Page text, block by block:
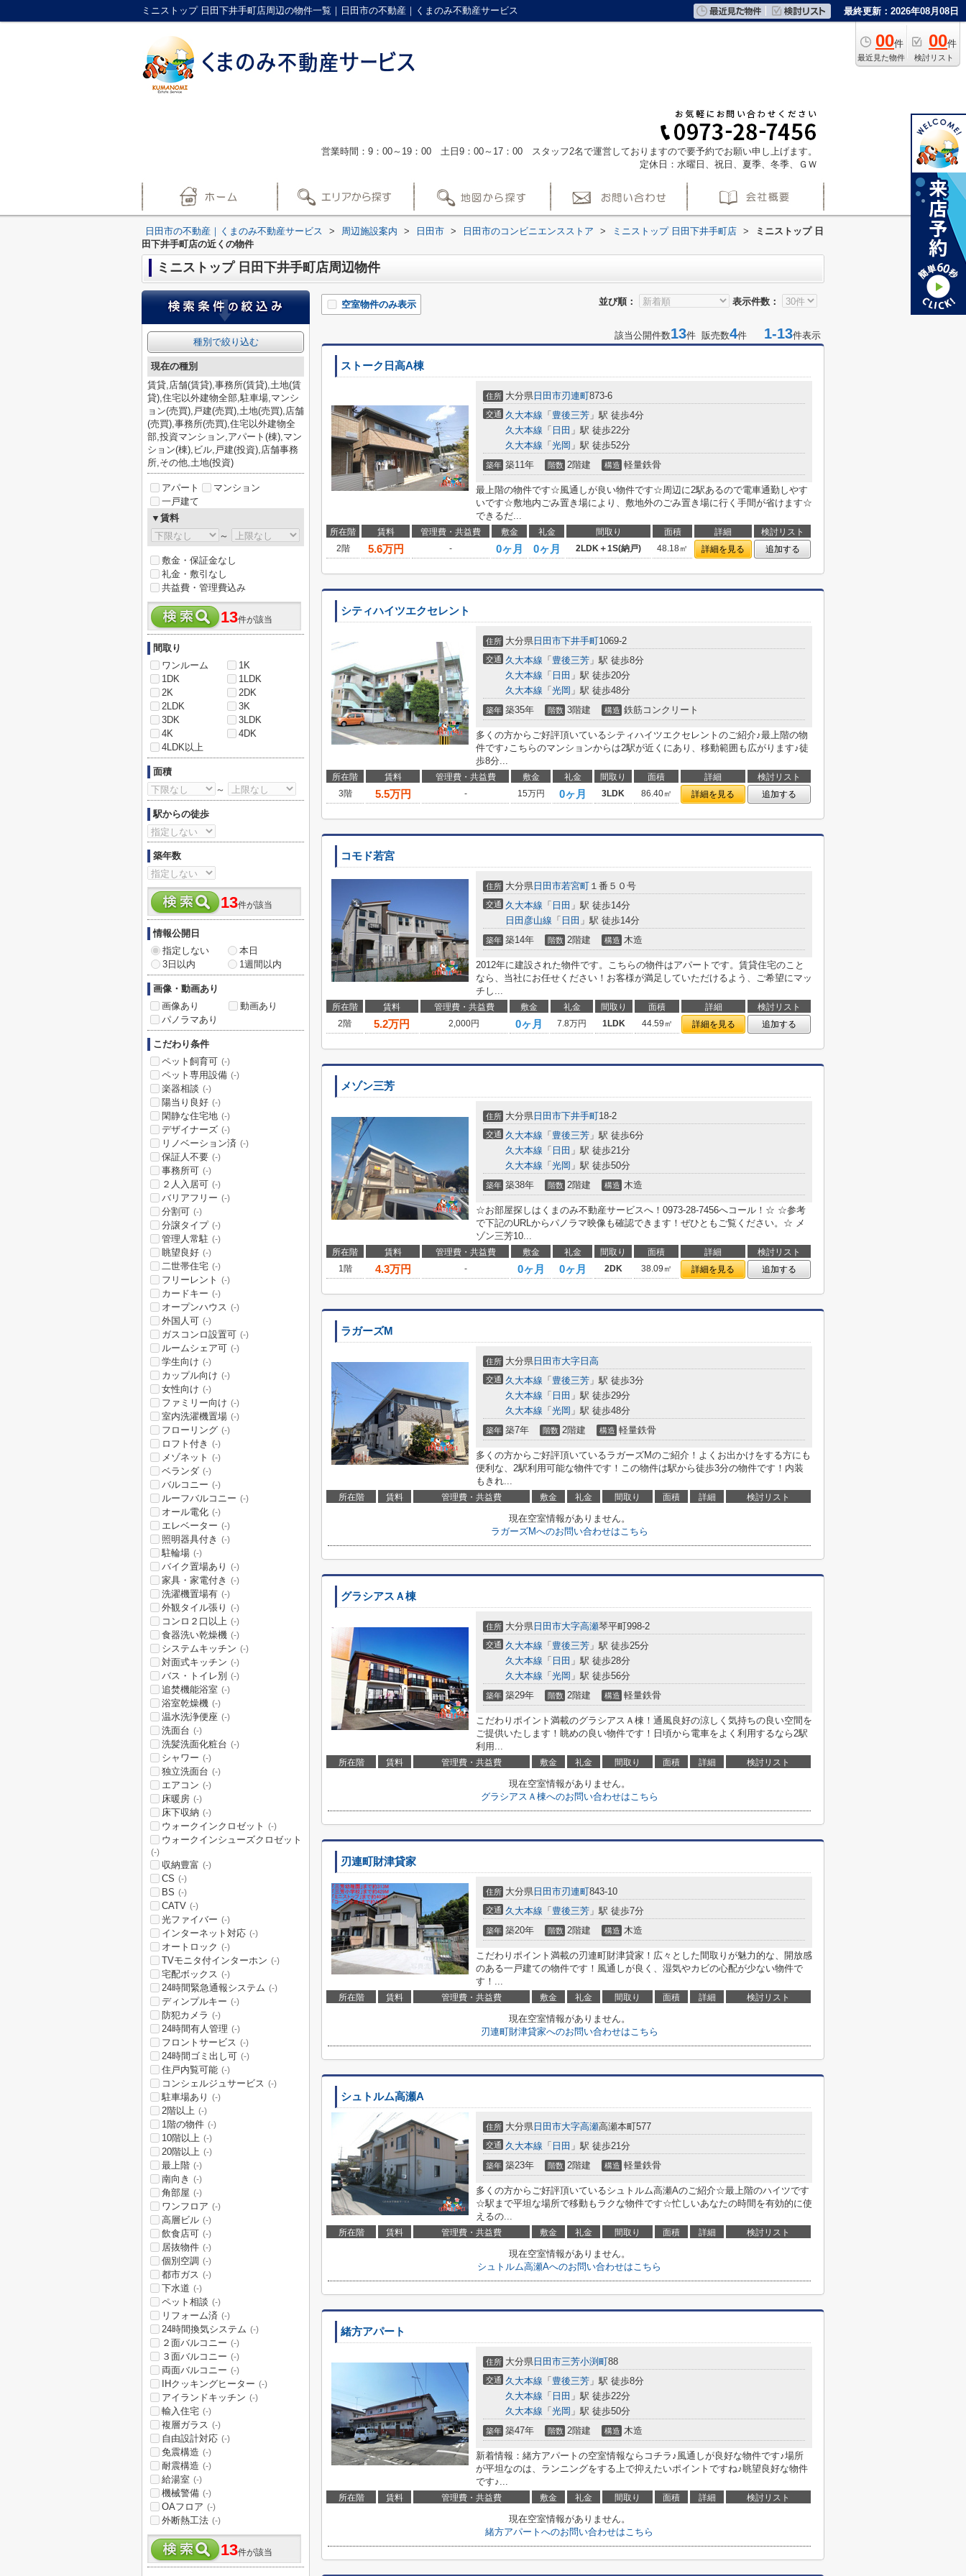
ミニストップ 日田下井手町店周辺の物件一覧｜日田市の不動産｜くまのみ不動産サービス 最終更新：2026年08月08日
00件
最近見た物件
00件
検討リスト
営業時間：9：00～19：00 土日9：00～17：00 スタッフ2名で運営しておりますので要予約でお願い申し上げます。
定休日：水曜日、祝日、夏季、冬季、ＧＷ
日田市の不動産｜くまのみ不動産サービス > 周辺施設案内 > 日田市 > 日田市のコンビニエンスストア > ミニストップ 日田下井手町店 >
ミニストップ 日
田下井手町店の近くの物件
ミニストップ 日田下井手町店周辺物件
並び順： 表示件数：
空室物件のみ表示
該当公開件数13件 販売数4件 1-13件表示
ストーク日高A棟
住所 大分県 日田市刃連町873-6
交通 久大本線 「 豊後三芳 」駅 徒歩4分
久大本線 「 日田 」駅 徒歩22分
久大本線 「 光岡 」駅 徒歩52分
築年 築11年 階数 2階建 構造 軽量鉄骨
最上階の物件です☆風通しが良い物件です☆周辺に2駅あるので電車通勤しやす
いです☆敷地内ごみ置き場により、敷地外のごみ置き場に行く手間が省けます☆
できるだ...
所在階 賃料 管理費・共益費 敷金 礼金 間取り 面積 詳細
検討リスト
2階
5.6万円 - 0ヶ月 0ヶ月 2LDK＋1S(納戸) 48.18㎡ 詳細を見る 追加する
シティハイツエクセレント
住所 大分県 日田市下井手町1069-2
交通 久大本線 「 豊後三芳 」駅 徒歩8分
久大本線 「 日田 」駅 徒歩20分
久大本線 「 光岡 」駅 徒歩48分
築年 築35年 階数 3階建 構造 鉄筋コンクリート
多くの方からご好評頂いているシティハイツエクセレントのご紹介♪最上階の物
件です♪こちらのマンションからは2駅が近くにあり、移動範囲も広がります♪徒
歩8分...
所在階 賃料 管理費・共益費 敷金 礼金 間取り 面積 詳細
検討リスト
3階
5.5万円 - 15万円 0ヶ月 3LDK 86.40㎡ 詳細を見る 追加する
コモド若宮
住所 大分県 日田市若宮町 １番５０号
交通 久大本線 「 日田 」駅 徒歩14分
日田彦山線 「 日田 」駅 徒歩14分
築年 築14年 階数 2階建 構造 木造
2012年に建設された物件です。こちらの物件はアパートです。賃貸住宅のこと
なら、当社にお任せください！お客様が満足していただけるよう、ご希望にマッ
チし...
所在階 賃料 管理費・共益費 敷金 礼金 間取り 面積 詳細
検討リスト
2階
5.2万円 2,000円 0ヶ月 7.8万円 1LDK 44.59㎡ 詳細を見る 追加する
メゾン三芳
住所 大分県 日田市下井手町18-2
交通 久大本線 「 豊後三芳 」駅 徒歩6分
久大本線 「 日田 」駅 徒歩21分
久大本線 「 光岡 」駅 徒歩50分
築年 築38年 階数 2階建 構造 木造
☆お部屋探しはくまのみ不動産サービスへ！0973-28-7456へコール！☆ ☆参考
で下記のURLからパノラマ映像も確認できます！ぜひともご覧ください。☆ メ
ゾン三芳10...
所在階 賃料 管理費・共益費 敷金 礼金 間取り 面積 詳細
検討リスト
1階
4.3万円 - 0ヶ月 0ヶ月 2DK 38.09㎡ 詳細を見る 追加する
ラガーズM
住所 大分県 日田市大字日高
交通 久大本線 「 豊後三芳 」駅 徒歩3分
久大本線 「 日田 」駅 徒歩29分
久大本線 「 光岡 」駅 徒歩48分
築年 築7年 階数 2階建 構造 軽量鉄骨
多くの方からご好評頂いているラガーズMのご紹介！よくお出かけをする方にも
便利な、2駅利用可能な物件です！この物件は駅から徒歩3分の物件です！内装
もきれ...
所在階 賃料 管理費・共益費 敷金 礼金 間取り 面積 詳細 検討リスト
現在空室情報がありません。
ラガーズMへのお問い合わせはこちら
グラシアスＡ棟
住所 大分県 日田市大字高瀬琴平町998-2
交通 久大本線 「 豊後三芳 」駅 徒歩25分
久大本線 「 日田 」駅 徒歩28分
久大本線 「 光岡 」駅 徒歩56分
築年 築29年 階数 2階建 構造 軽量鉄骨
こだわりポイント満載のグラシアスＡ棟！通風良好の涼しく気持ちの良い空間を
ご提供いたします！眺めの良い物件です！日頃から電車をよく利用するなら2駅
利用...
所在階 賃料 管理費・共益費 敷金 礼金 間取り 面積 詳細 検討リスト
現在空室情報がありません。
グラシアスＡ棟へのお問い合わせはこちら
刃連町財津貸家
住所 大分県 日田市刃連町843-10
交通 久大本線 「 豊後三芳 」駅 徒歩7分
築年 築20年 階数 2階建 構造 木造
こだわりポイント満載の刃連町財津貸家！広々とした間取りが魅力的な、開放感
のある一戸建ての物件です！風通しが良く、湿気やカビの心配が少ない物件で
す！...
所在階 賃料 管理費・共益費 敷金 礼金 間取り 面積 詳細 検討リスト
現在空室情報がありません。
刃連町財津貸家へのお問い合わせはこちら
シュトルム高瀬A
住所 大分県 日田市大字高瀬高瀬本町577
交通 久大本線 「 日田 」駅 徒歩21分
築年 築23年 階数 2階建 構造 軽量鉄骨
多くの方からご好評頂いているシュトルム高瀬Aのご紹介☆最上階のハイツです
☆駅まで平坦な場所で移動もラクな物件です☆忙しいあなたの時間を有効的に使
えるの...
所在階 賃料 管理費・共益費 敷金 礼金 間取り 面積 詳細 検討リスト
現在空室情報がありません。
シュトルム高瀬Aへのお問い合わせはこちら
緒方アパート
住所 大分県 日田市三芳小渕町88
交通 久大本線 「 豊後三芳 」駅 徒歩8分
久大本線 「 日田 」駅 徒歩22分
久大本線 「 光岡 」駅 徒歩50分
築年 築47年 階数 2階建 構造 木造
新着情報：緒方アパートの空室情報ならコチラ♪風通しが良好な物件です♪場所
が平坦なのは、ランニングをする上で抑えたいポイントですね♪眺望良好な物件
です♪...
所在階 賃料 管理費・共益費 敷金 礼金 間取り 面積 詳細 検討リスト
現在空室情報がありません。
緒方アパートへのお問い合わせはこちら
種別で絞り込む
現在の種別
賃貸,店舗(賃貸),事務所(賃貸),土地(賃
貸),住宅以外建物全部,駐車場,マンシ
ョン(売買),戸建(売買),土地(売買),店舗
(売買),事務所(売買),住宅以外建物全
部,投資マンション,アパート(棟),マン
ション(棟),ビル,戸建(投資),店舗事務
所,その他,土地(投資)
アパート
マンション
一戸建て
▼賃料
～
敷金・保証金なし
礼金・敷引なし
共益費・管理費込み
13件が該当
間取り
ワンルーム
1K
1DK
1LDK
2K
2DK
2LDK
3K
3DK
3LDK
4K
4DK
4LDK以上
面積
～
駅からの徒歩
築年数
13件が該当
情報公開日
指定しない
本日
3日以内
1週間以内
画像・動画あり
画像あり
動画あり
パノラマあり
こだわり条件
ペット飼育可 (-)
ペット専用設備 (-)
楽器相談 (-)
陽当り良好 (-)
閑静な住宅地 (-)
デザイナーズ (-)
リノベーション済 (-)
保証人不要 (-)
事務所可 (-)
２人入居可 (-)
バリアフリー (-)
分割可 (-)
分譲タイプ (-)
管理人常駐 (-)
眺望良好 (-)
二世帯住宅 (-)
フリーレント (-)
カードキー (-)
オープンハウス (-)
外国人可 (-)
ガスコンロ設置可 (-)
ルームシェア可 (-)
学生向け (-)
カップル向け (-)
女性向け (-)
ファミリー向け (-)
室内洗濯機置場 (-)
フローリング (-)
ロフト付き (-)
メゾネット (-)
ベランダ (-)
バルコニー (-)
ルーフバルコニー (-)
オール電化 (-)
エレベーター (-)
照明器具付き (-)
駐輪場 (-)
バイク置場あり (-)
家具・家電付き (-)
洗濯機置場有 (-)
外観タイル張り (-)
コンロ２口以上 (-)
食器洗い乾燥機 (-)
システムキッチン (-)
対面式キッチン (-)
バス・トイレ別 (-)
追焚機能浴室 (-)
浴室乾燥機 (-)
温水洗浄便座 (-)
洗面台 (-)
洗髪洗面化粧台 (-)
シャワー (-)
独立洗面台 (-)
エアコン (-)
床暖房 (-)
床下収納 (-)
ウォークインクロゼット (-)
ウォークインシューズクロゼット
(-)
収納豊富 (-)
CS (-)
BS (-)
CATV (-)
光ファイバー (-)
インターネット対応 (-)
オートロック (-)
TVモニタ付インターホン (-)
宅配ボックス (-)
24時間緊急通報システム (-)
ディンプルキー (-)
防犯カメラ (-)
24時間有人管理 (-)
フロントサービス (-)
24時間ゴミ出し可 (-)
住戸内覧可能 (-)
コンシェルジュサービス (-)
駐車場あり (-)
2階以上 (-)
1階の物件 (-)
10階以上 (-)
20階以上 (-)
最上階 (-)
南向き (-)
角部屋 (-)
ワンフロア (-)
高層ビル (-)
飲食店可 (-)
居抜物件 (-)
個別空調 (-)
都市ガス (-)
下水道 (-)
ペット相談 (-)
リフォーム済 (-)
24時間換気システム (-)
２面バルコニー (-)
３面バルコニー (-)
両面バルコニー (-)
IHクッキングヒーター (-)
アイランドキッチン (-)
輸入住宅 (-)
複層ガラス (-)
自由設計対応 (-)
免震構造 (-)
耐震構造 (-)
給湯室 (-)
機械警備 (-)
OAフロア (-)
外断熱工法 (-)
13件が該当